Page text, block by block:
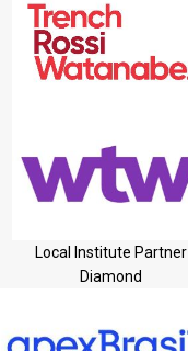
Local Institute Partner
Diamond